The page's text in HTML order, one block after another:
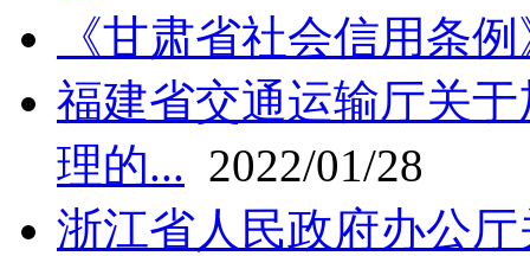
《甘肃省社会信用条
福建省交通运输厅关
理的... 2022/01/28
浙江省人民政府办公